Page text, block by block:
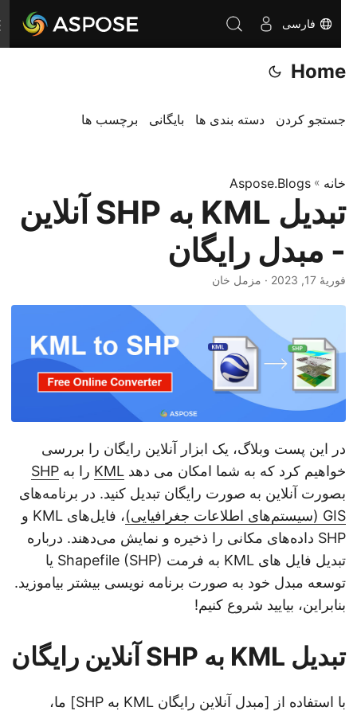
فارسی
Home
جستجو کردن دسته بندی ها بایگانی برچسب ها
خانه»
Aspose.Blogs
تبدیل KML به SHP آنلاین
- مبدل رایگان
فوریهٔ 17, 2023 · مزمل خان
در این پست وبلاگ، یک ابزار آنلاین رایگان را بررسی
خواهیم کرد که به شما امکان می دهدKMLرا بهSHP
بصورت آنلاین به صورت رایگان تبدیل کنید. در برنامه‌های
GIS (سیستم‌های اطلاعات جغرافیایی)
، فایل‌های KML و
SHP داده‌های مکانی را ذخیره و نمایش می‌دهند. درباره
تبدیل فایل های KML به فرمت Shapefile (SHP) یا
توسعه مبدل خود به صورت برنامه نویسی بیشتر بیاموزید.
بنابراین، بیایید شروع کنیم!
تبدیل KML به SHP آنلاین رایگان
با استفاده از [مبدل آنلاین رایگان KML به SHP] ما،